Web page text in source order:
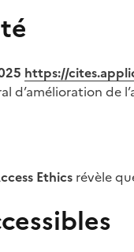
https://
d’amélioration de
Ethics révèle